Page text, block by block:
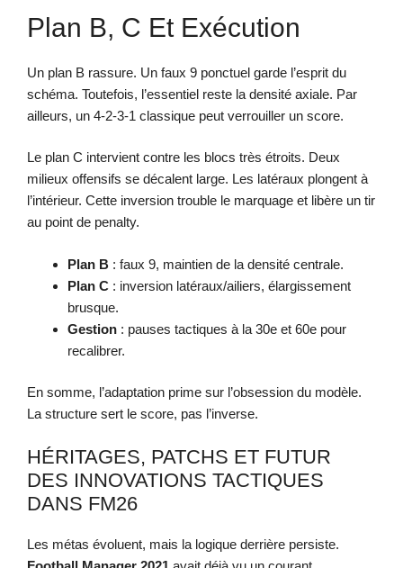
Plan B, C Et Exécution
Un plan B rassure. Un faux 9 ponctuel garde l’esprit du
schéma. Toutefois, l’essentiel reste la densité axiale. Par
ailleurs, un 4-2-3-1 classique peut verrouiller un score.
Le plan C intervient contre les blocs très étroits. Deux
milieux offensifs se décalent large. Les latéraux plongent à
l’intérieur. Cette inversion trouble le marquage et libère un tir
au point de penalty.
Plan B : faux 9, maintien de la densité centrale.
Plan C : inversion latéraux/ailiers, élargissement
brusque.
Gestion : pauses tactiques à la 30e et 60e pour
recalibrer.
En somme, l’adaptation prime sur l’obsession du modèle.
La structure sert le score, pas l’inverse.
HÉRITAGES, PATCHS ET FUTUR
DES INNOVATIONS TACTIQUES
DANS FM26
Les métas évoluent, mais la logique derrière persiste.